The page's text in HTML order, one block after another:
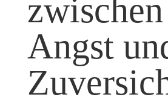
zwischen
Angst